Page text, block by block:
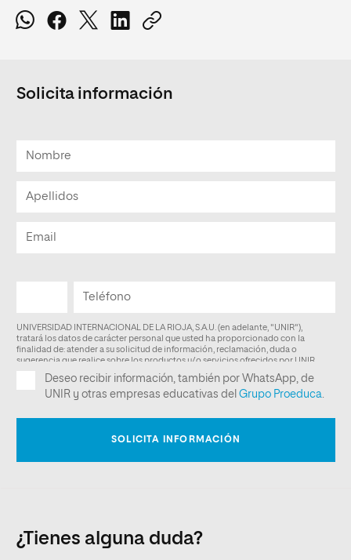
Solicita información
¿Tienes alguna duda?